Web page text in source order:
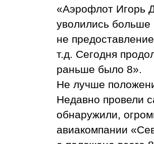
«Аэрофлот Игорь
уволились больше
не
т.д. Сегодня
раньше было 8».
Не лучше
Недавно провели
обнаружили,
авиакомпании